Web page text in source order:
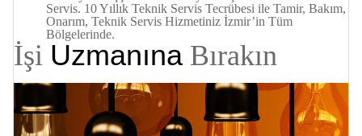
Servis. 10 Yıllık Teknik Servis Tecrübesi ile Tamir, Bakım,
Onarım, Teknik Servis Hizmetiniz İzmir’in Tüm
Bölgelerinde.
İşi Uzmanına Bırakın